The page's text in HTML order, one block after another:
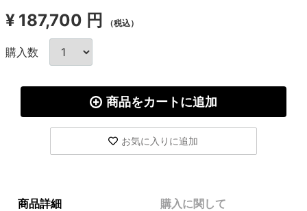
¥ 187,700 円 （税込）
購入数
商品をカートに追加
お気に入りに追加
商品詳細 購入に関して